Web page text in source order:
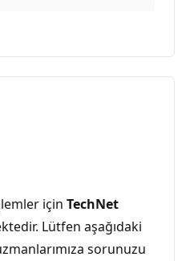
için TechNet
Lütfen aşağıdaki
sorunuzu